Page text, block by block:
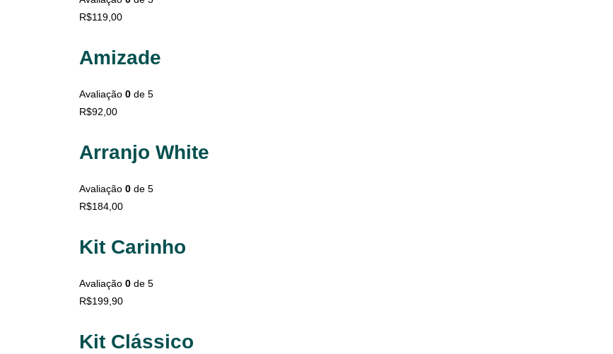
R$119,00
Amizade
Avaliação 0 de 5
R$92,00
Arranjo White
Avaliação 0 de 5
R$184,00
Kit Carinho
Avaliação 0 de 5
R$199,90
Kit Clássico